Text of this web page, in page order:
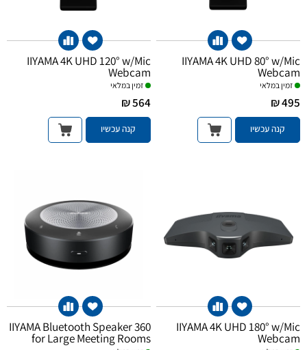
IIYAMA 4K UHD 80° w/Mic
Webcam
זמין במלאי
495 ₪
קנה עכשיו
IIYAMA 4K UHD 120° w/Mic
Webcam
זמין במלאי
564 ₪
קנה עכשיו
IIYAMA 4K UHD 180° w/Mic
Webcam
IIYAMA Bluetooth Speaker 360
for Large Meeting Rooms